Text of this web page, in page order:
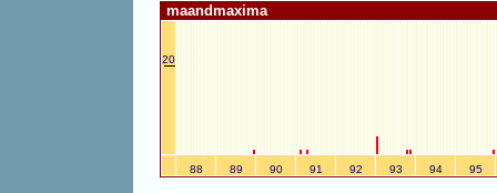
maandmaxima
20
88 89 90 91 92 93 94 95